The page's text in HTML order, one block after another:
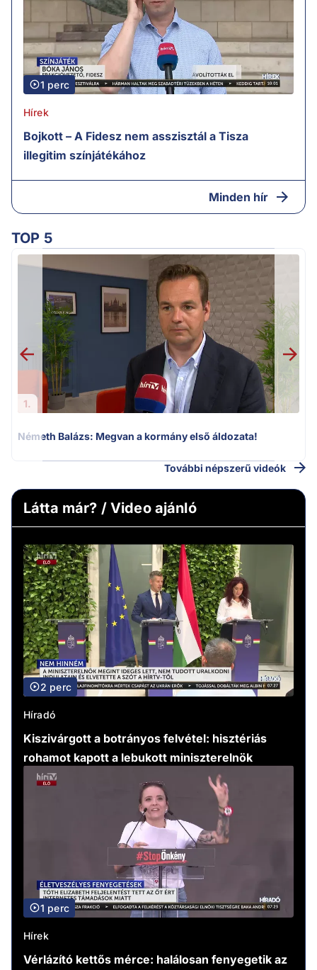
1 perc
Hírek
Bojkott – A Fidesz nem asszisztál a Tisza
illegitim színjátékához
Minden hír
TOP 5
1.
Németh Balázs: Megvan a kormány első áldozata!
További népszerű videók
Látta már? / Video ajánló
2 perc
Híradó
Kiszivárgott a botrányos felvétel: hisztériás
rohamot kapott a lebukott miniszterelnök
1 perc
Hírek
Vérlázító kettős mérce: halálosan fenyegetik az